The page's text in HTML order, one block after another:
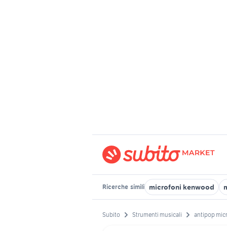
Ricerche simili microfoni kenwood
Subito Strumenti musicali antipop